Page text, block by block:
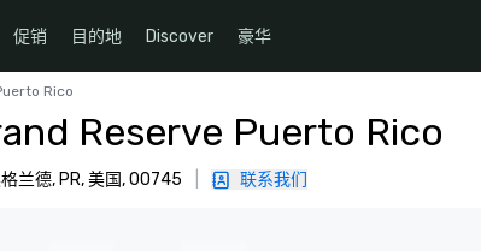
促销 目的地 Discover 豪华
Rico
Reserve Puerto Rico
兰德, PR, 美国, 00745 联系我们